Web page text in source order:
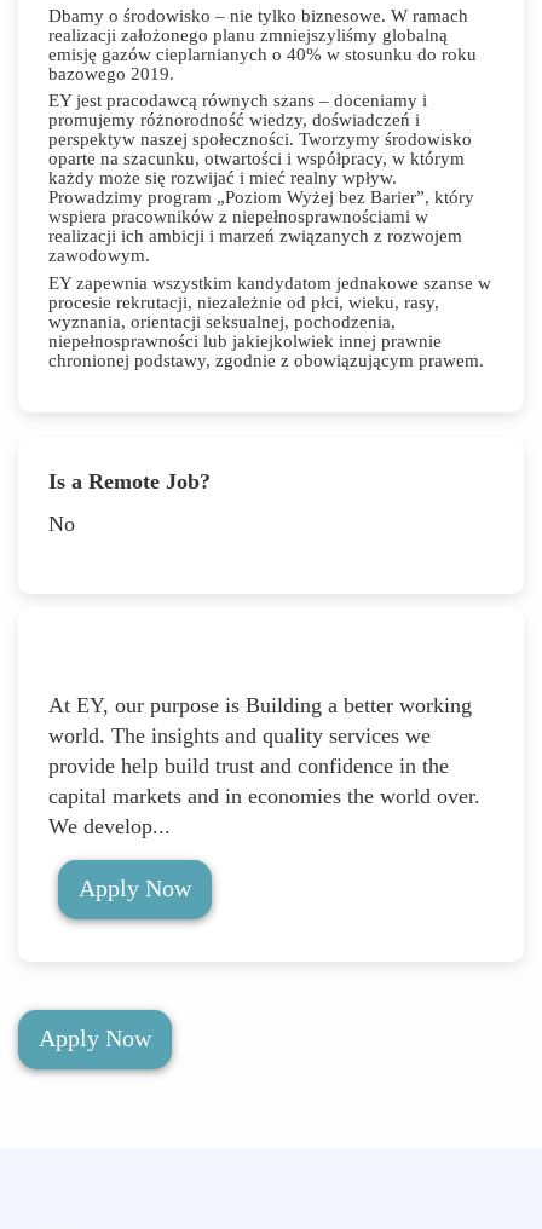
Dbamy o środowisko – nie tylko biznesowe. W ramach
realizacji założonego planu zmniejszyliśmy globalną
emisję gazów cieplarnianych o 40% w stosunku do roku
bazowego 2019.
EY jest pracodawcą równych szans – doceniamy i
promujemy różnorodność wiedzy, doświadczeń i
perspektyw naszej społeczności. Tworzymy środowisko
oparte na szacunku, otwartości i współpracy, w którym
każdy może się rozwijać i mieć realny wpływ.
Prowadzimy program „Poziom Wyżej bez Barier”, który
wspiera pracowników z niepełnosprawnościami w
realizacji ich ambicji i marzeń związanych z rozwojem
zawodowym.
EY zapewnia wszystkim kandydatom jednakowe szanse w
procesie rekrutacji, niezależnie od płci, wieku, rasy,
wyznania, orientacji seksualnej, pochodzenia,
niepełnosprawności lub jakiejkolwiek innej prawnie
chronionej podstawy, zgodnie z obowiązującym prawem.
Is a Remote Job?
No
At EY, our purpose is Building a better working
world. The insights and quality services we
provide help build trust and confidence in the
capital markets and in economies the world over.
We develop...
Apply Now
Apply Now